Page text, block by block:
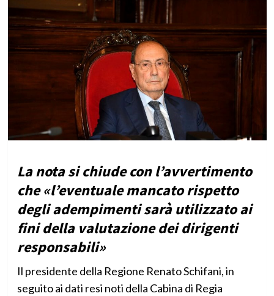
La nota si chiude con l’avvertimento
che «l’eventuale mancato rispetto
degli adempimenti sarà utilizzato ai
fini della valutazione dei dirigenti
responsabili»
Il presidente della Regione Renato Schifani, in
seguito ai dati resi noti della Cabina di Regia